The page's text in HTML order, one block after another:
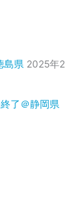
島県 2025年2
了＠静岡県